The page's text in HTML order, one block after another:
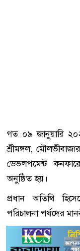
গত ০৯ জানুয়ারি
শ্রীমঙ্গল,
ডেভলপমেন্ট
অনুষ্ঠিত হয়।
প্রধান অতিথি
পরিচালনা পর্ষদের